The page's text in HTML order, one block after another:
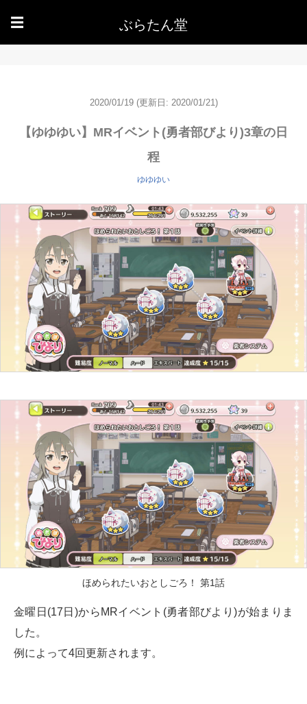
☰ ぶらたん堂
2020/01/19 (更新日: 2020/01/21)
【ゆゆゆい】MRイベント(勇者部びより)3章の日
程
ゆゆゆい
ほめられたいおとしごろ！ 第1話
金曜日(17日)からMRイベント(勇者部びより)が始まりま
した。
例によって4回更新されます。